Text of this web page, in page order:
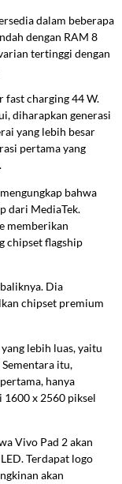
dalam beberapa
dengan RAM 8
tertinggi dengan
fast charging 44 W.
diharapkan generasi
yang lebih besar
pertama yang
bahwa
dari MediaTek.
memberikan
chipset flagship
Dia
chipset premium
lebih luas, yaitu
itu,
hanya
1600 x 2560 piksel
Vivo Pad 2 akan
Terdapat logo
akan